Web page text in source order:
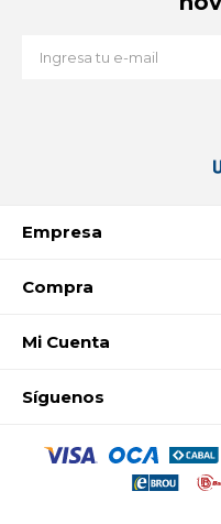
Empresa
Compra
Mi Cuenta
Síguenos